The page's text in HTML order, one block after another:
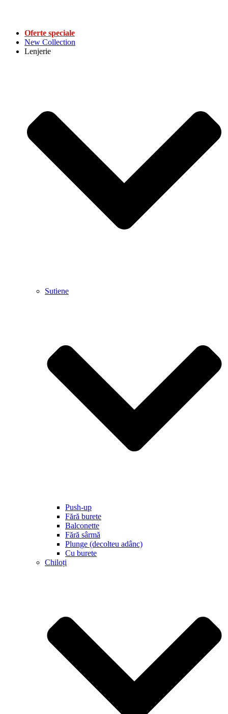
Oferte speciale
New Collection
Lenjerie
Sutiene
Push-up
Fără burete
Balconette
Fără sârmă
Plunge (decolteu adânc)
Cu burete
Chiloți